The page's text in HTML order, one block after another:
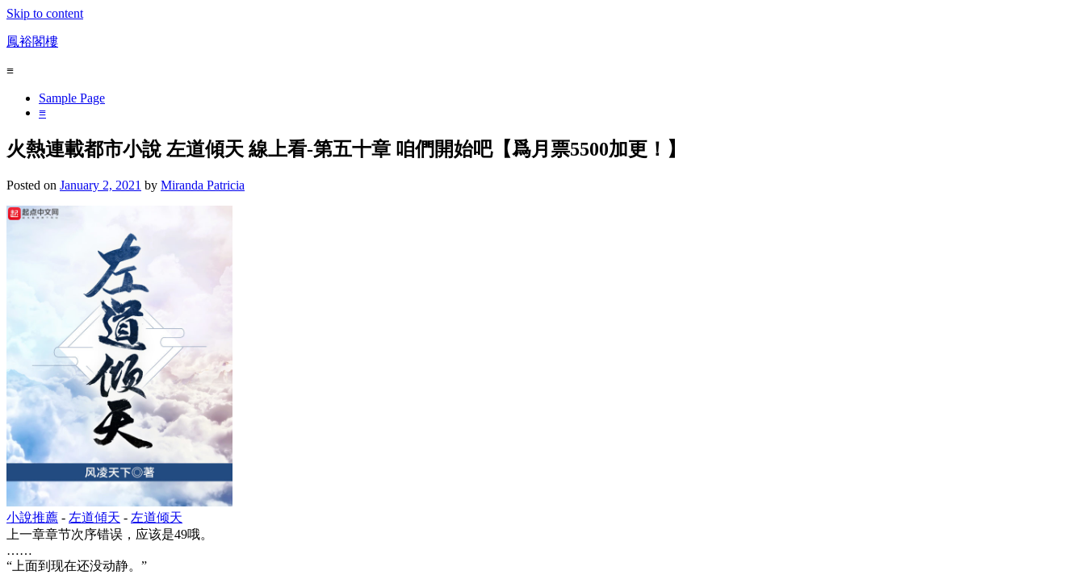
Skip to content
鳳裕閣樓
≡
Sample Page
≡
火熱連載都市小說 左道傾天 線上看-第五十章 咱們開始吧【爲月票5500加更！】
Posted on January 2, 2021 by Miranda Patricia
小說推薦 - 左道傾天 - 左道倾天
上一章章节次序错误，应该是49哦。
……
“上面到现在还没动静。”